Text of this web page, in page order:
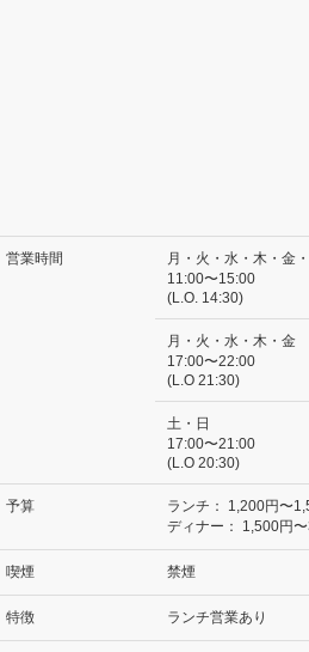
営業時間
月・火・水・木・金
11:00〜15:00
(L.O. 14:30)
月・火・水・木・金
17:00〜22:00
(L.O 21:30)
土・日
17:00〜21:00
(L.O 20:30)
予算 ランチ：
1,200円〜
ディナー：
1,500円
喫煙 禁煙
特徴 ランチ営業あり